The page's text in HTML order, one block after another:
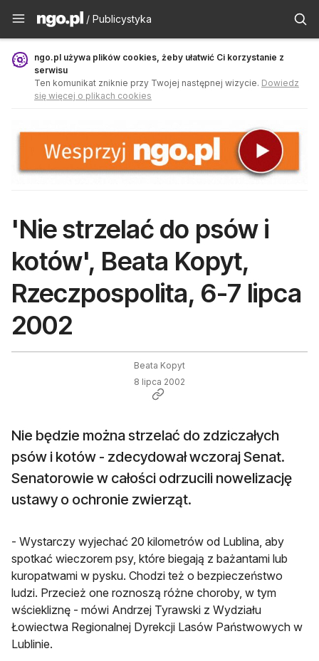
Publicystyka - ngo.pl
/ Publicystyka
ngo.pl używa plików cookies, żeby ułatwić Ci korzystanie z
serwisu
Ten komunikat zniknie przy Twojej następnej wizycie. Dowiedz
się więcej o plikach cookies
'Nie strzelać do psów i
kotów', Beata Kopyt,
Rzeczpospolita, 6-7 lipca
2002
Beata Kopyt
8 lipca 2002
Nie będzie można strzelać do zdziczałych
psów i kotów - zdecydował wczoraj Senat.
Senatorowie w całości odrzucili nowelizację
ustawy o ochronie zwierząt.
- Wystarczy wyjechać 20 kilometrów od Lublina, aby
spotkać wieczorem psy, które biegają z bażantami lub
kuropatwami w pysku. Chodzi też o bezpieczeństwo
ludzi. Przecież one roznoszą różne choroby, w tym
wściekliznę - mówi Andrzej Tyrawski z Wydziału
Łowiectwa Regionalnej Dyrekcji Lasów Państwowych w
Lublinie.